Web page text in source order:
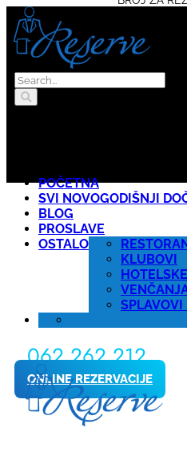
POČETNA
SVI NOVOGODIŠNJI
BLOG
PROSLAVE
OSTALO
KLUBOVI
SPLAVOVI
062 262 212
ONLINE REZERVACIJE